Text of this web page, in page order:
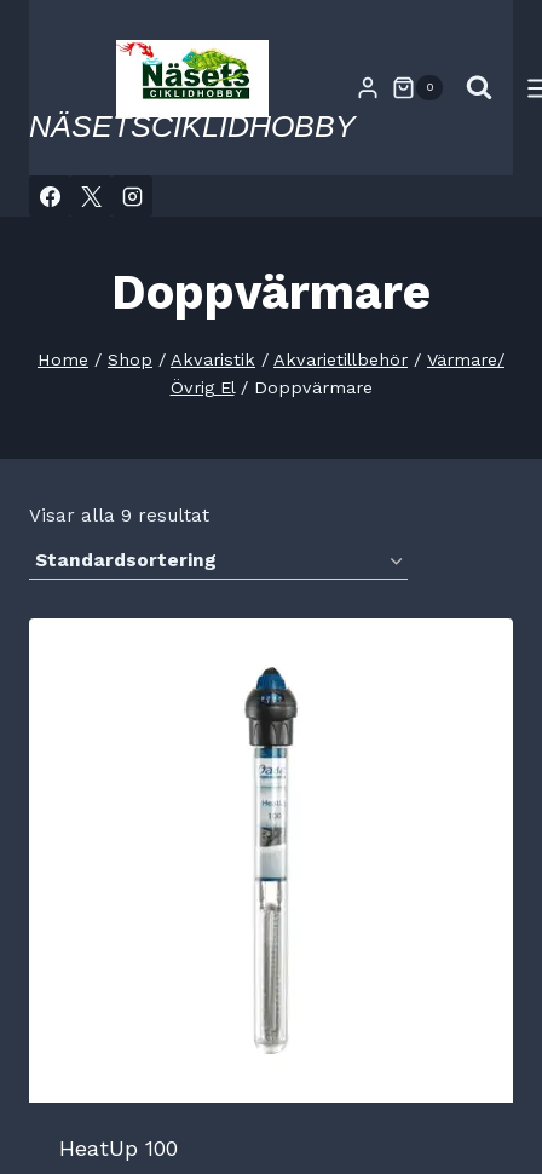
NÄSETSCIKLIDHOBBY
0
Doppvärmare
Home / Shop / Akvaristik / Akvarietillbehör / Värmare/
Övrig El / Doppvärmare
Visar alla 9 resultat
HeatUp 100